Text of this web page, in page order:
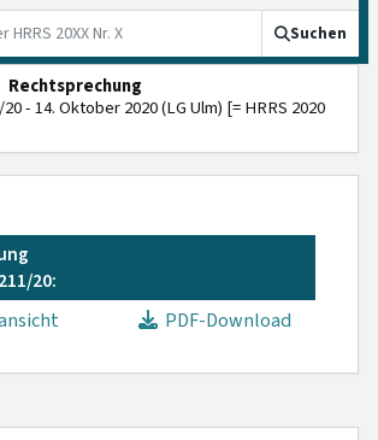
Suchen
Rechtsprechung
- 14. Oktober 2020 (LG Ulm) [= HRRS 2020
20:
PDF-Download